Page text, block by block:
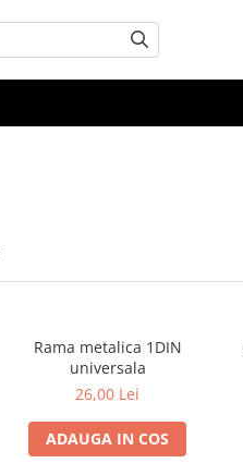
Rama metalica 1DIN
universala
26,00 Lei
ADAUGA IN COS